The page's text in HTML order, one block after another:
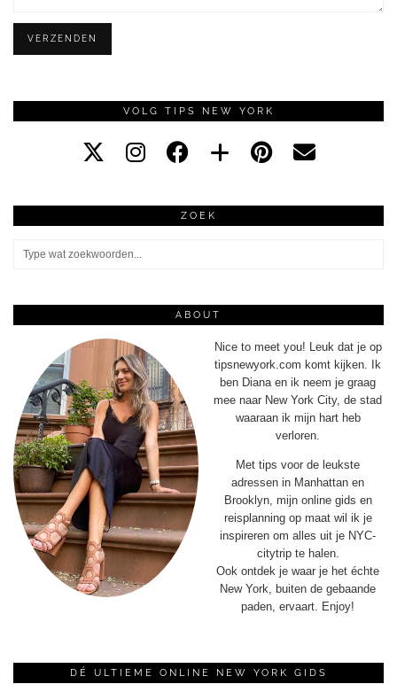
Gelieve dit veld leeg te laten.
VOLG TIPS NEW YORK
ZOEK
ABOUT
Nice to meet you! Leuk dat je op
tipsnewyork.com komt kijken. Ik
ben Diana en ik neem je graag
mee naar New York City, de stad
waaraan ik mijn hart heb
verloren.
Met tips voor de leukste
adressen in Manhattan en
Brooklyn, mijn online gids en
reisplanning op maat wil ik je
inspireren om alles uit je NYC-
citytrip te halen.
Ook ontdek je waar je het échte
New York, buiten de gebaande
paden, ervaart. Enjoy!
DÉ ULTIEME ONLINE NEW YORK GIDS